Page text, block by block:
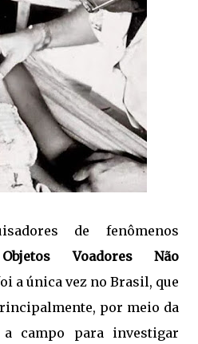
de fenômenos
Objetos Voadores Não
a única vez no Brasil, que
por meio da
a campo para investigar